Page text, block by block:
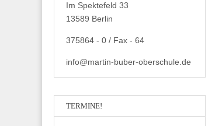
Im Spektefeld 33
13589 Berlin
375864 - 0 / Fax - 64
info@martin-buber-oberschule.de
TERMINE!